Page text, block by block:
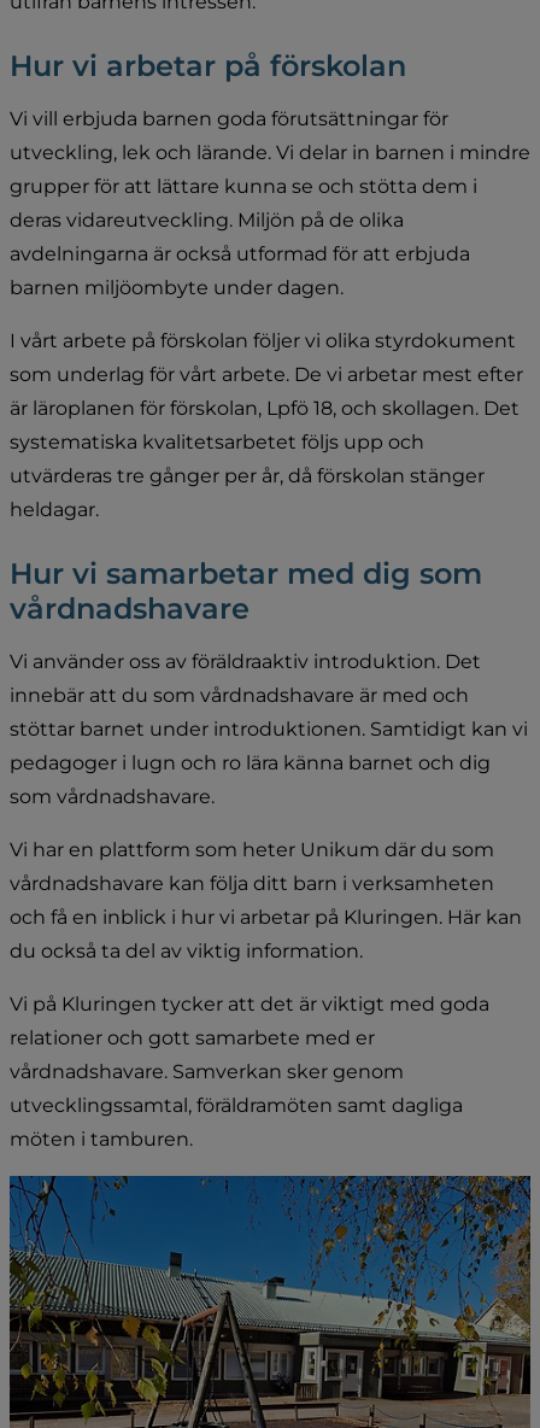
Hur vi arbetar på förskolan
Vi vill erbjuda barnen goda förutsättningar för
utveckling, lek och lärande. Vi delar in barnen i mindre
grupper för att lättare kunna se och stötta dem i
deras vidareutveckling. Miljön på de olika
avdelningarna är också utformad för att erbjuda
barnen miljöombyte under dagen.
I vårt arbete på förskolan följer vi olika styrdokument
som underlag för vårt arbete. De vi arbetar mest efter
är läroplanen för förskolan, Lpfö 18, och skollagen. Det
systematiska kvalitetsarbetet följs upp och
utvärderas tre gånger per år, då förskolan stänger
heldagar.
Hur vi samarbetar med dig som
vårdnadshavare
Vi använder oss av föräldraaktiv introduktion. Det
innebär att du som vårdnadshavare är med och
stöttar barnet under introduktionen. Samtidigt kan vi
pedagoger i lugn och ro lära känna barnet och dig
som vårdnadshavare.
Vi har en plattform som heter Unikum där du som
vårdnadshavare kan följa ditt barn i verksamheten
och få en inblick i hur vi arbetar på Kluringen. Här kan
du också ta del av viktig information.
Vi på Kluringen tycker att det är viktigt med goda
relationer och gott samarbete med er
vårdnadshavare. Samverkan sker genom
utvecklingssamtal, föräldramöten samt dagliga
möten i tamburen.